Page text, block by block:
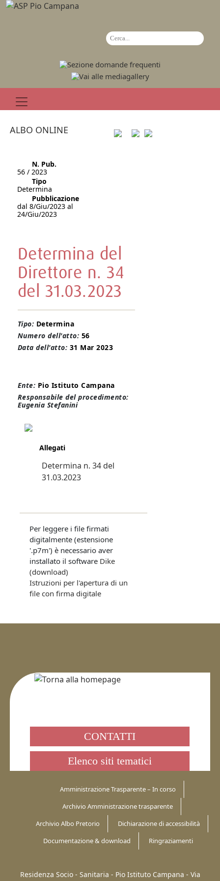
ALBO ONLINE
N. Pub.
56 / 2023
Tipo
Determina
Pubblicazione
dal 8/Giu/2023 al
24/Giu/2023
Determina del
Direttore n. 34
del 31.03.2023
Tipo: Determina
Numero dell'atto: 56
Data dell'atto: 31 Mar 2023
Ente: Pio Istituto Campana
Responsabile del procedimento:
Eugenia Stefanini
Allegati
Determina n. 34 del
31.03.2023
Per leggere i file firmati
digitalmente (estensione
'.p7m') è necessario aver
installato il software Dike
(download)
Istruzioni per l'apertura di un
file con firma digitale
CONTATTI
Elenco siti tematici
Amministrazione Trasparente – In corso
Archivio Amministrazione trasparente
Archivio Albo Pretorio
Dichiarazione di accessibilità
Documentazione & download
Ringraziamenti
Residenza Socio - Sanitaria - Pio Istituto Campana - Via